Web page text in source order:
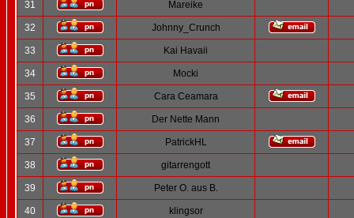
31 Mareike
32 Johnny_Crunch
33 Kai Havaii
34 Mocki
35 Cara Ceamara
36 Der Nette Mann
37 PatrickHL
38 gitarrengott
39 Peter O. aus B.
40 klingsor